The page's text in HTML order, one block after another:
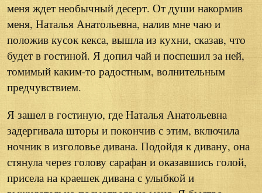
меня ждет необычный десерт. От души накормив
меня, Наталья Анатольевна, налив мне чаю и
положив кусок кекса, вышла из кухни, сказав, что
будет в гостиной. Я допил чай и поспешил за ней,
томимый каким-то радостным, волнительным
предчувствием.
Я зашел в гостиную, где Наталья Анатольевна
задергивала шторы и покончив с этим, включила
ночник в изголовье дивана. Подойдя к дивану, она
стянула через голову сарафан и оказавшись голой,
присела на краешек дивана с улыбкой и